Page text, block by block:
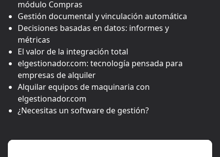
módulo Compras
Gestión documental y vinculación automática
Decisiones basadas en datos: informes y
métricas
El valor de la integración total
elgestionador.com: tecnología pensada para
empresas de alquiler
Alquilar equipos de maquinaria con
elgestionador.com
¿Necesitas un software de gestión?